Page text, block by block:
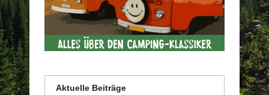
Aktuelle Beiträge